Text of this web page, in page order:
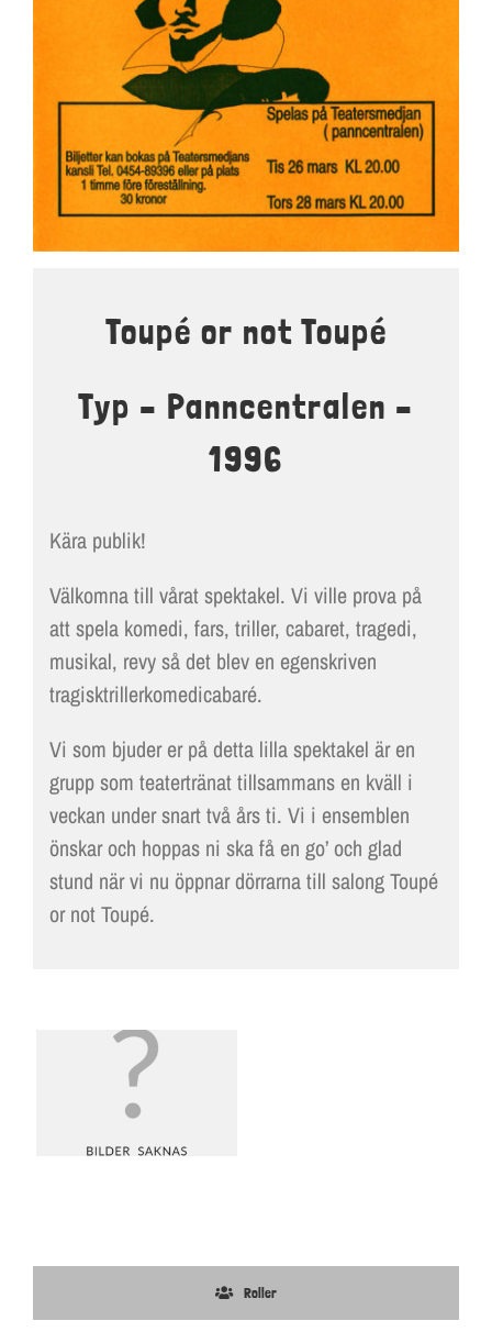
LOKALER OCH KOSTYM
DOKUMENT
TEATERSMEDJAN PLAY
Toupé or not Toupé
Typ – Panncentralen –
1996
Kära publik!
Välkomna till vårat spektakel. Vi ville prova på
att spela komedi, fars, triller, cabaret, tragedi,
musikal, revy så det blev en egenskriven
tragisktrillerkomedicabaré.
Vi som bjuder er på detta lilla spektakel är en
grupp som teatertränat tillsammans en kväll i
veckan under snart två års ti. Vi i ensemblen
önskar och hoppas ni ska få en go’ och glad
stund när vi nu öppnar dörrarna till salong Toupé
or not Toupé.
Roller